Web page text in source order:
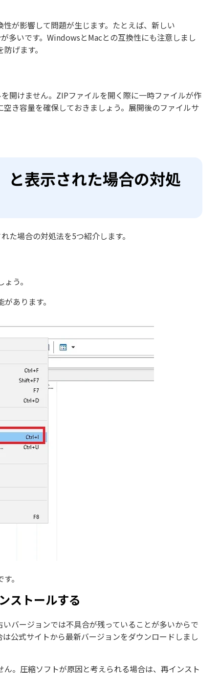
が影響して問題が生じます。たとえば、新しい
多いです。WindowsとMacとの互換性にも注意しまし
げます。
開けません。ZIPファイルを開く際に一時ファイルが作
き容量を確保しておきましょう。展開後のファイルサ
と表示された場合の対処
た場合の対処法を5つ紹介します。
う。
あります。
。
ストールする
バージョンでは不具合が残っていることが多いからで
公式サイトから最新バージョンをダウンロードしまし
。圧縮ソフトが原因と考えられる場合は、再インスト